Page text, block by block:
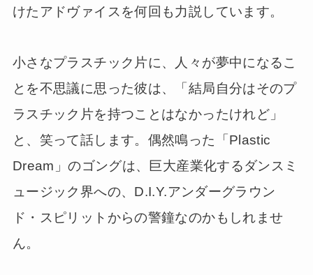
けたアドヴァイスを何回も力説しています。
小さなプラスチック片に、人々が夢中になるこ
とを不思議に思った彼は、「結局自分はそのプ
ラスチック片を持つことはなかったけれど」
と、笑って話します。偶然鳴った「Plastic
Dream」のゴングは、巨大産業化するダンスミ
ュージック界への、D.I.Y.アンダーグラウン
ド・スピリットからの警鐘なのかもしれませ
ん。